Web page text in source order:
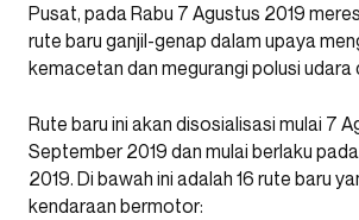
Pusat, pada Rabu 7 Agustus 2019
rute baru ganjil-genap dalam upaya
kemacetan dan megurangi polusi udara
Rute baru ini akan disosialisasi mulai 7
September 2019 dan mulai berlaku
2019. Di bawah ini adalah 16 rute baru
kendaraan bermotor: